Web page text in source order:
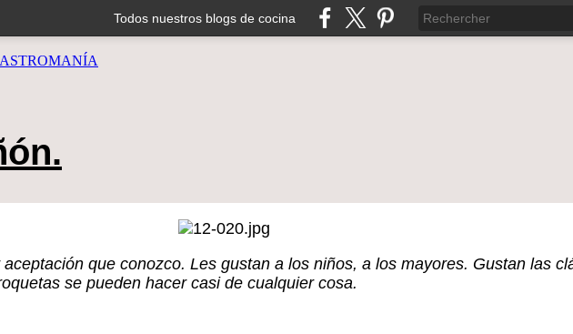
Todos nuestros blogs de cocina
que conozco. Les gustan a los niños, a los mayores. Gustan las
se pueden hacer casi de cualquier cosa.